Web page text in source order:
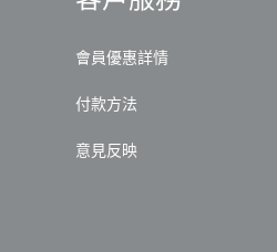
會員優惠詳情
付款方法
意見反映